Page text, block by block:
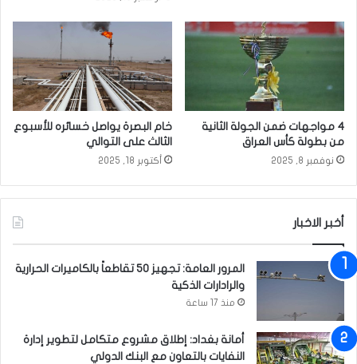
ر
ا
ا
ي
ل
ع
ي
خ
ي
ا
ي
ف
ي
م
ح
ر
‘
.
ق
م
خ
ي
4 مواجهات ضمن الجولة الثانية
من بطولة كأس العراق
نوفمبر 8, 2025
خام البصرة يواصل خسائره للأسبوع
الثالث على التوالي
أكتوبر 18, 2025
أخبر الاخبار
المرور العامة: تجهيز 50 تقاطعاً بالكاميرات الحرارية
والرادارات الذكية
منذ 17 ساعة
أمانة بغداد: إطلاق مشروع متكامل لتطوير إدارة
النفايات بالتعاون مع البنك الدولي